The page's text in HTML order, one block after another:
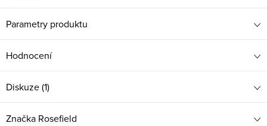
Parametry produktu
Hodnocení
Diskuze (1)
Značka Rosefield